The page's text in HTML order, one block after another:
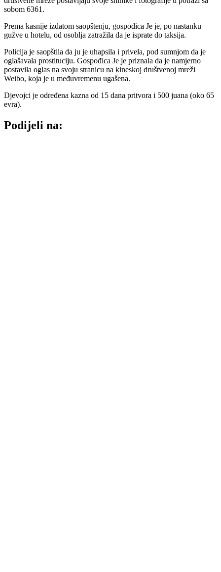
sobom 6361.
Prema kasnije izdatom saopštenju, gospođica Je je, po nastanku
gužve u hotelu, od osoblja zatražila da je isprate do taksija.
Policija je saopštila da ju je uhapsila i privela, pod sumnjom da je
oglašavala prostituciju. Gospođica Je je priznala da je namjerno
postavila oglas na svoju stranicu na kineskoj društvenoj mreži
Weibo, koja je u međuvremenu ugašena.
Djevojci je određena kazna od 15 dana pritvora i 500 juana (oko 65
evra).
Podijeli na: